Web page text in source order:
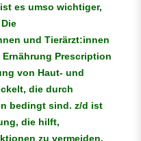
es umso wichtiger,
und Tierärzt:innen
Prescription
von Haut- und
die durch
bedingt sind. z/d ist
die hilft,
zu vermeiden.